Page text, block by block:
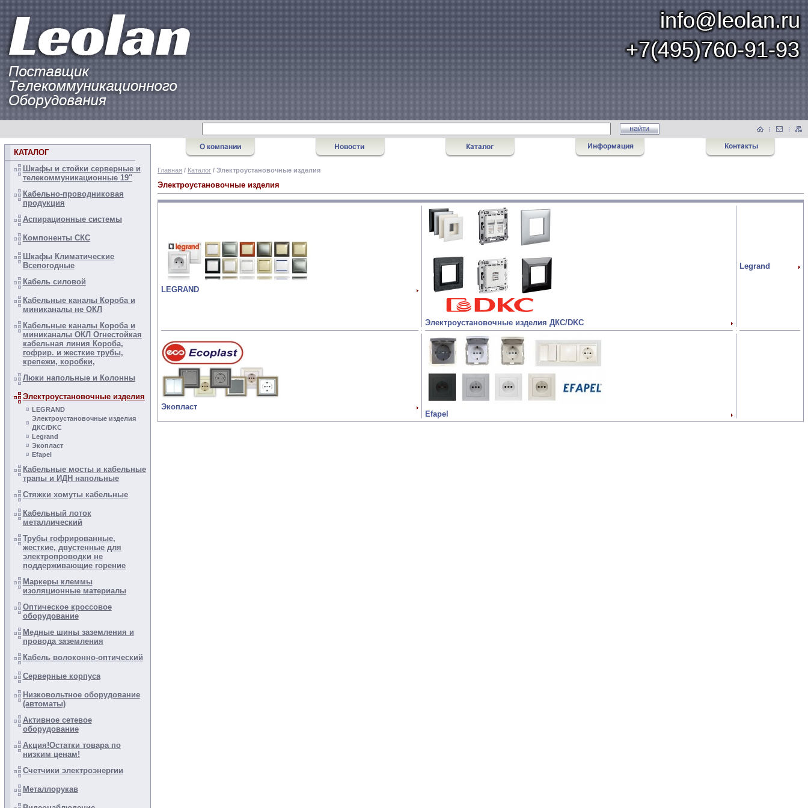
КАТАЛОГ
Шкафы и стойки серверные и
телекоммуникационные 19"
Кабельно-проводниковая
продукция
Аспирационные системы
Компоненты СКС
Шкафы Климатические
Всепогодные
Кабель силовой
Кабельные каналы Короба и
миниканалы не ОКЛ
Кабельные каналы Короба и
миниканалы ОКЛ Огнестойкая
кабельная линия Короба,
гофрир. и жесткие трубы,
крепежи, коробки,
Люки напольные и Колонны
Электроустановочные изделия
LEGRAND
Электроустановочные изделия
ДКС/DKC
Legrand
Экопласт
Efapel
Кабельные мосты и кабельные
трапы и ИДН напольные
Стяжки хомуты кабельные
Кабельный лоток
металлический
Трубы гофрированные,
жесткие, двустенные для
электропроводки не
поддерживающие горение
Маркеры клеммы
изоляционные материалы
Оптическое кроссовое
оборудование
Медные шины заземления и
провода заземления
Кабель волоконно-оптический
Серверные корпуса
Низковольтное оборудование
(автоматы)
Активное сетевое
оборудование
Акция!Остатки товара по
низким ценам!
Счетчики электроэнергии
Металлорукав
Главная / Каталог / Электроустановочные изделия
Электроустановочные изделия
LEGRAND
Электроустановочные изделия ДКС/DKC
Legrand
Экопласт
Efapel